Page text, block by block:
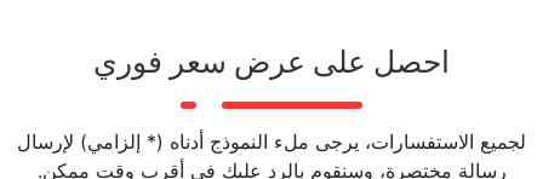
احصل على عرض سعر فوري
لجميع الاستفسارات، يرجى ملء النموذج أدناه (* إلزامي) لإرسال
رسالة مختصرة، وسنقوم بالرد عليك في أقرب وقت ممكن.